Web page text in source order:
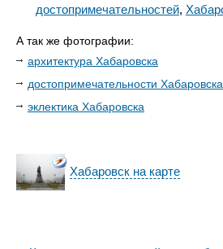
достопримечательностей,
А так же фотографии:
архитектура Хабаровска
достопримечательности Хабаровска
эклектика Хабаровска
Хабаровск на карте